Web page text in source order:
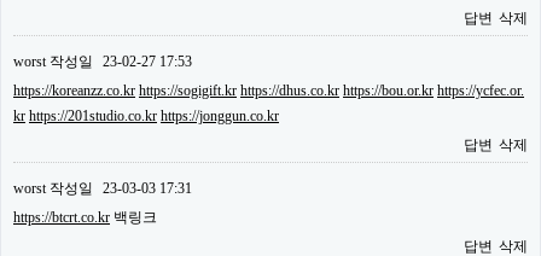
답변 삭제
worst작성일
23-02-27 17:53
https://koreanzz.co.kr https://sogigift.kr https://dhus.co.kr https://bou.or.kr https://ycfec.or.
kr https://201studio.co.kr https://jonggun.co.kr
답변 삭제
worst작성일
23-03-03 17:31
https://btcrt.co.kr 백링크
답변 삭제